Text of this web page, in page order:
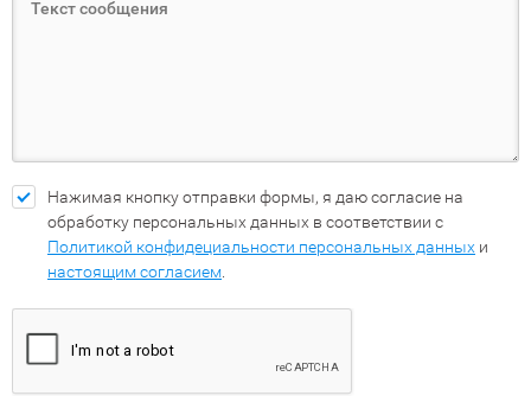
Нажимая кнопку отправки формы, я даю согласие на
обработку персональных данных в соответствии с
Политикой конфидециальности персональных данных и
настоящим согласием